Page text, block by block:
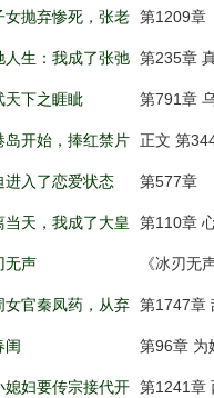
女抛弃惨死，张老
八零
第1209章
人生：我成了张弛 第235章
天下之睚眦 第791章
岛开始，捧红禁片 正文 第
进入了恋爱状态 第577章
当天，我成了大皇
上娇
第110章
无声 《冰刃无
女官秦凤药，从弃
利巅
第1747章
闺 第96章 为
媳妇要传宗接代开 第1241章